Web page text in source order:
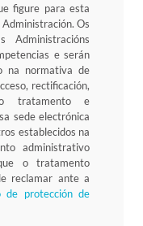
figure para esta
Os
Administracións
e serán
na normativa de
rectificación,
tratamento e
sede electrónica
establecidos na
administrativo
o tratamento
reclamar ante a
de protección de